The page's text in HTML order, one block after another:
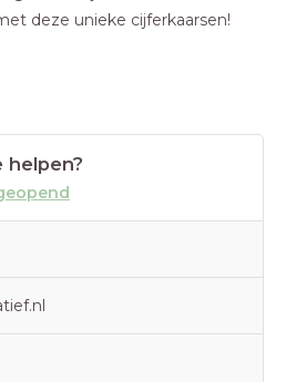
deze unieke cijferkaarsen!
helpen?